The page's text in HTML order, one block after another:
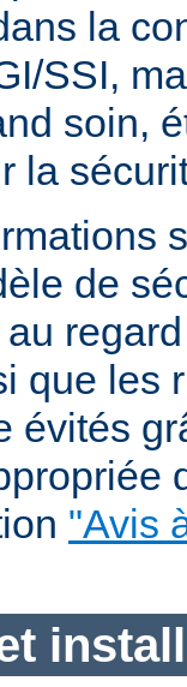
la
SSI,
soin,
la
de
que les
évités
"Avis